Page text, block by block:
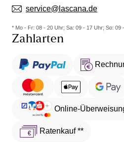
sind fabelhaft. Die Passform
hat mich jedoch leider nicht
service@lascana.de
* Mo - Fr: 08 - 20 Uhr; Sa: 09 - 17 Uhr; So: 09
Zahlarten
Online-
Ratenkauf **